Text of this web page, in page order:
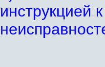
инструкцией